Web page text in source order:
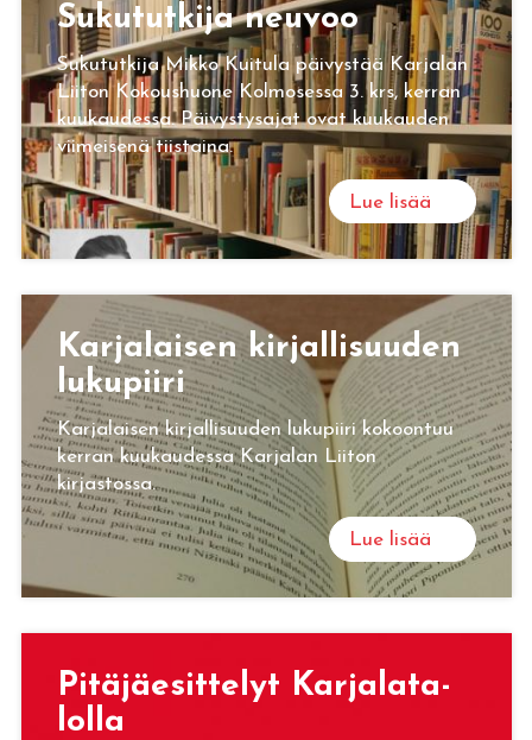
Su­ku­tut­ki­ja neu­voo
Sukututkija Mikko Kuitula päivystää Karjalan
Liiton Kokoushuone Kolmosessa 3. krs, kerran
kuukaudessa. Päivystysajat ovat kuukauden
viimeisenä tiistaina.
Lue lisää
Kar­ja­lai­sen kir­jal­li­suu­den
lu­ku­pii­ri
Karjalaisen kirjallisuuden lukupiiri kokoontuu
kerran kuukaudessa Karjalan Liiton
kirjastossa.
Lue lisää
Pi­tä­jäe­sit­te­lyt Kar­ja­la­ta­
lol­la